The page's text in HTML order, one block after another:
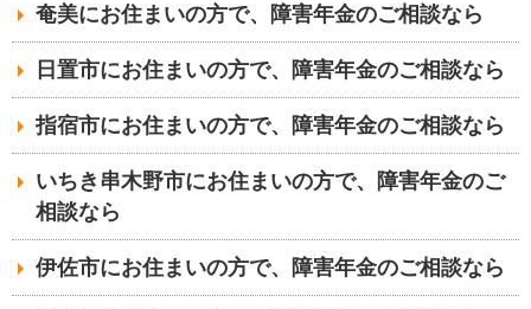
奄美にお住まいの方で、障害年金のご相談なら
日置市にお住まいの方で、障害年金のご相談なら
指宿市にお住まいの方で、障害年金のご相談なら
いちき串木野市にお住まいの方で、障害年金のご
相談なら
伊佐市にお住まいの方で、障害年金のご相談なら